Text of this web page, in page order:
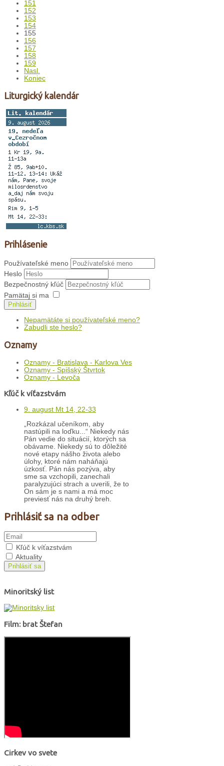
151
152
153
154
155
156
157
158
159
Nasl.
Koniec
Liturgický kalendár
Prihlásenie
Používateľské meno
Heslo
Bezpečnostný kľúč
Pamätaj si ma
Prihlásiť
Nepamätáte si používateľské meno?
Zabudli ste heslo?
Oznamy
Oznamy - Bratislava - Karlova Ves
Oznamy - Spišský Štvrtok
Oznamy - Levoča
Kľúč k víťazstvám
9. august Mt 14, 22-33
„Rozkázal učeníkom, aby
nastúpili na loďku...“ Niekedy nás
Pán vedie do situácií, ktorých sa
obávame. Niekedy sú to dôležité
nové etapy nášho života alebo
úlohy, ktoré nám naháňajú
úzkosť. Pán nás pozýva, aby
sme sa vzchopili, zanechali
paralyzujúci strach a uverili, že to
On sám je s nami a má moc
previesť nás na druhý breh.
Prihlásiť sa na odber
Kľúč k víťazstvám
Aktuality
Prihlásiť sa
Minoritský list
Film: brat Štefan
Cirkev vo svete